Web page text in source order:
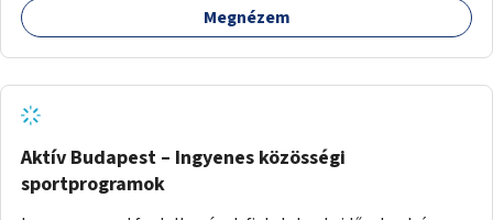
Megnézem
Aktív Budapest – Ingyenes közösségi
sportprogramok